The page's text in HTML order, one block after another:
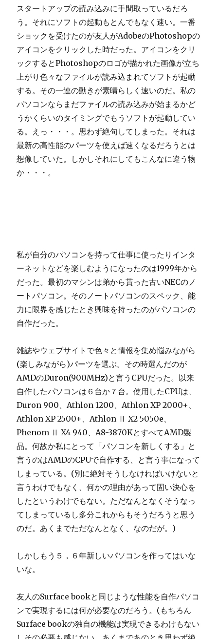
スタートアップの読み込みに手間取っているだろ
う。それにソフトの起動もとんでもなく速い。一番
ショックを受けたのが友人がAdobeのPhotoshopの
アイコンをクリックした時だった。アイコンをクリ
ックするとPhotoshopのロゴが描かれた画像が立ち
上がり色々なファイルが読み込まれてソフトが起動
する。その一連の動きが素晴らしく速いのだ。私の
パソコンならまだファイルの読み込みが始まるかど
うかくらいのタイミングでもうソフトが起動してい
る。えっ・・・。思わず絶句してしまった。それは
最新の高性能のパーツを使えば速くなるだろうとは
想像していた。しかしそれにしてもこんなに違う物
か・・・。
私が自分のパソコンを持って仕事に使ったりインタ
ーネットなどを楽しむようになったのは1999年から
だった。最初のマシンは弟から貰った古いNECのノ
ートパソコン。そのノートパソコンのスペック、能
力に限界を感じたとき興味を持ったのがパソコンの
自作だった。
雑誌やウェブサイトで色々と情報を集め悩みながら
(楽しみながら)パーツを選ぶ。その時選んだのが
AMDのDuron(900MHz)と言うCPUだった。以来
自作したパソコンは６台か７台。使用したCPUは、
Duron 900、Athlon 1200、Athlon XP 2000+、
Athlon XP 2500+、Athlon Ⅱ X2 5050e、
Phenom Ⅱ X4 940、A8-3870KとすべてAMD製
品。何故か私にとって「パソコンを新しくする」と
言うのはAMDのCPUで自作する、と言う事になって
しまっている。(別に絶対そうしなければいけないと
言うわけでもなく、何かの理由があって固い決心を
したというわけでもない。ただなんとなくそうなっ
てしまっているし多分これからもそうだろうと思う
のだ。あくまでただなんとなく、なのだが。)
しかしもう５，６年新しいパソコンを作ってはいな
いな。
友人のSurface bookと同じような性能を自作パソコ
ンで実現するには何が必要なのだろう。(もちろん
Surface bookの独自の機能は実現できるわけもない